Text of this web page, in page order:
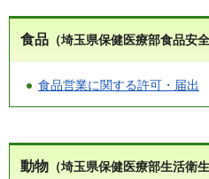
食品 （埼玉県保健医療部食品安
食品営業に関する許可・届出
動物 （埼玉県保健医療部生活衛